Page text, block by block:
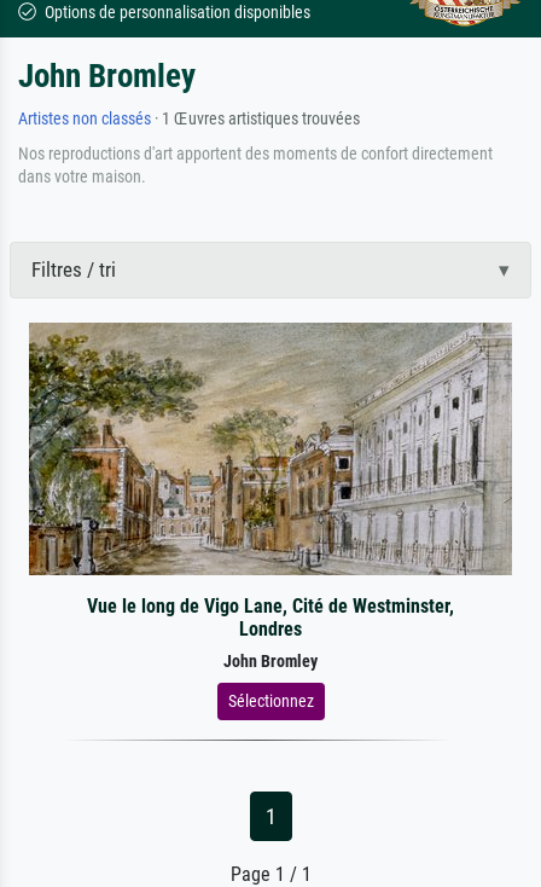
Options de personnalisation disponibles
John Bromley
Artistes non classés · 1 Œuvres artistiques trouvées
Nos reproductions d'art apportent des moments de confort directement
dans votre maison.
Filtres / tri
Vue le long de Vigo Lane, Cité de Westminster,
Londres
John Bromley
Sélectionnez
1
Page 1 / 1